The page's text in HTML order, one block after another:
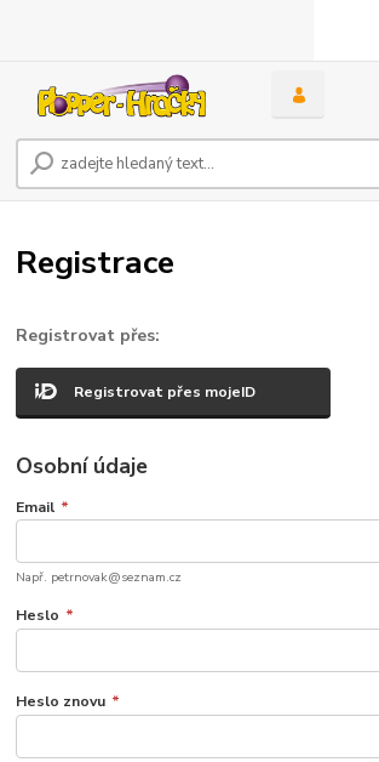
Registrace
Registrovat přes:
Registrovat přes mojeID
Osobní údaje
Email *
Např. petrnovak@seznam.cz
Heslo *
Heslo znovu *